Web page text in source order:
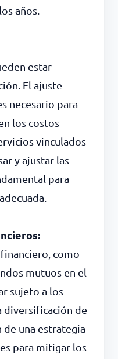
años.
estar
El ajuste
necesario para
los costos
vinculados
y ajustar las
para
como
mutuos en el
sujeto a los
diversificación de
de una estrategia
para mitigar los